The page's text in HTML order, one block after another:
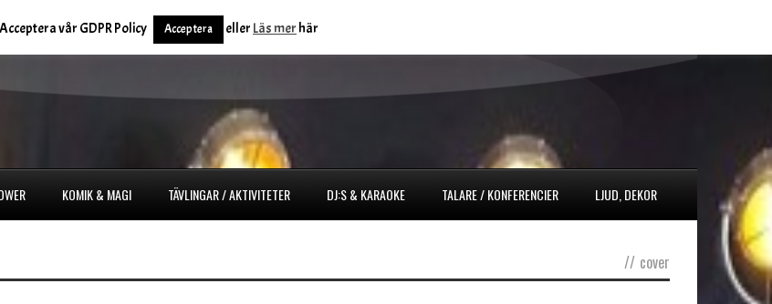
KOMIK & MAGI TÄVLINGAR / AKTIVITETER DJ:S & KARAOKE TALARE / KONFERENCIER LJUD, DEKOR
// cover
Acceptera vår GDPR Policy Acceptera eller Läs mer här